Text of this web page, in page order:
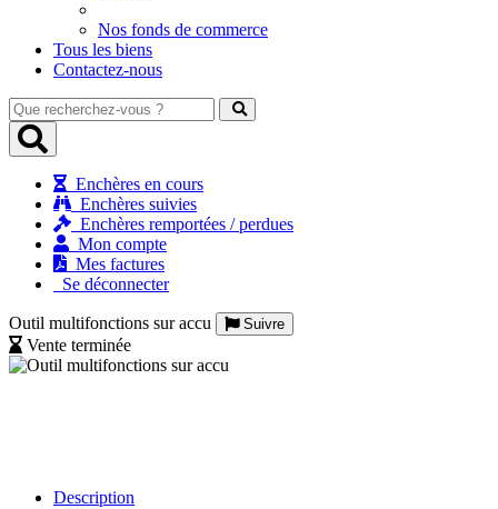
Nos fonds de commerce
Tous les biens
Contactez-nous
Que
recherchez-
vous
Enchères en cours
Enchères suivies
Enchères remportées / perdues
Mon compte
Mes factures
Se déconnecter
Outil multifonctions sur accu Suivre
Vente terminée
Description